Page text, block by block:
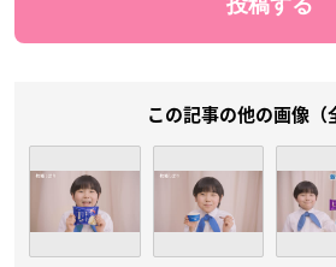
この記事の他の画像（